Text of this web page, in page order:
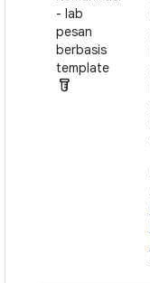
- lab
pesan
berbasis
template
labs